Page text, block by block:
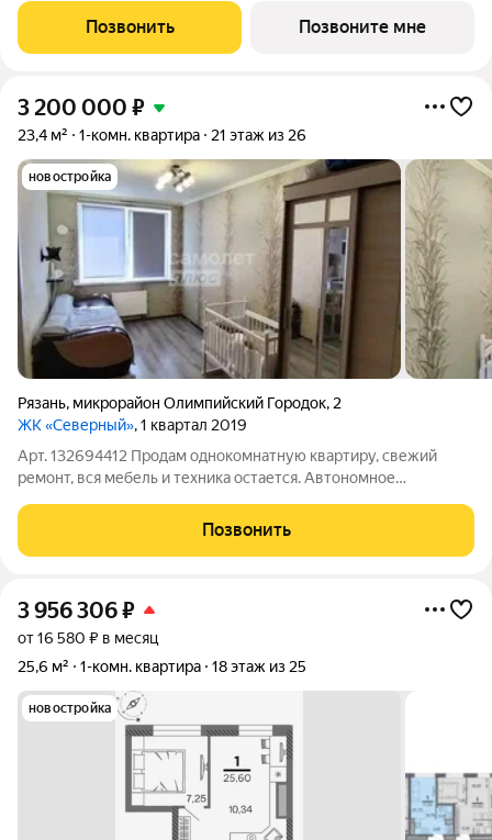
небольших студий, в которых можно начать свою
студенческую самостоятельную жизнь до
Позвонить Позвоните мне
3 200 000 ₽
23,4 м² 1-комн. квартира 21 этаж из 26
новостройка
Рязань, микрорайон Олимпийский Городок, 2
ЖК «Северный», 1 квартал 2019
Арт. 132694412 Продам однокомнатную квартиру, свежий
ремонт, вся мебель и техника остается. Автономное
площадка,новый детский сад,новая школа,детский
развивающий центр Любознайка. Магазины,пункты
Позвонить
3 956 306₽
от 16 580 ₽ в месяц
25,6 м²
1-комн. квартира 18 этаж из 25
новостройка